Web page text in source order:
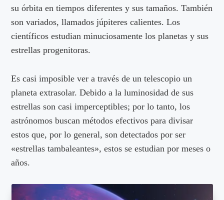
su órbita en tiempos diferentes y sus tamaños. También
son variados, llamados júpiteres calientes. Los
científicos estudian minuciosamente los planetas y sus
estrellas progenitoras.
Es casi imposible ver a través de un telescopio un
planeta extrasolar. Debido a la luminosidad de sus
estrellas son casi imperceptibles; por lo tanto, los
astrónomos buscan métodos efectivos para divisar
estos que, por lo general, son detectados por ser
«estrellas tambaleantes», estos se estudian por meses o
años.